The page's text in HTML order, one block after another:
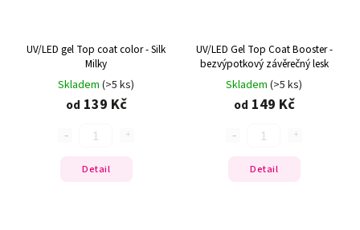
UV/LED gel Top coat color - Silk
Milky
Skladem (>5 ks)
od 139 Kč
Detail
UV/LED Gel Top Coat Booster -
bezvýpotkový závěrečný lesk
Skladem (>5 ks)
od 149 Kč
Detail